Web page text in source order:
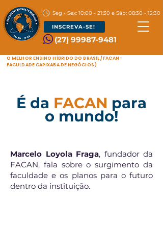
Seg - Sex: 10:00 - 21:30 e Sáb: 08:30 - 12:30
INSCREVA-SE!
(27) 99987-9481
O MELHOR ENSINO HÍBRIDO DO BRASIL / FACAN -
FACULDADE CAPIXABA DE NEGÓCIOS)
​É da FACAN para
o mundo!
Marcelo Loyola Fraga, fundador da
FACAN, fala sobre o surgimento da
faculdade e os planos para o futuro
dentro da instituição.